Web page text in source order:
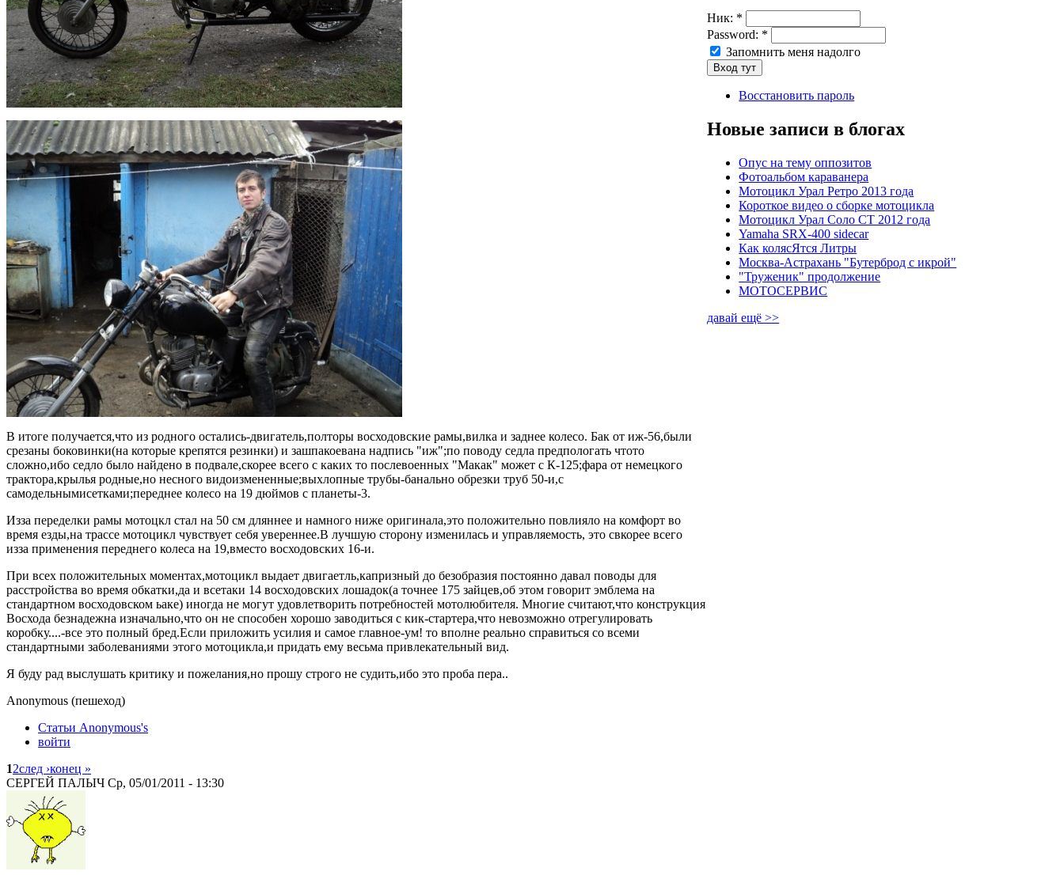
В итоге получается,что из родного остались-двигатель,полторы восходовские рамы,вилка и заднее колесо. Бак от иж-56,были
срезаны боковинки(на которые крепятся резинки) и зашпакоевана надпись "иж";по поводу седла предпологать чтото
сложно,ибо седло было найдено в подвале,скорее всего с каких то послевоенных "Макак" может с К-125;фара от немецкого
трактора,крылья родные,но несного видоизмененные;выхлопные трубы-банально обрезки труб 50-и,с
самодельнымисетками;переднее колесо на 19 дюймов с планеты-3.
Изза переделки рамы мотоцкл стал на 50 см дляннее и намного ниже оригинала,это положительно повлияло на комфорт во
время езды,на трассе мотоцикл чувствует себя увереннее.В лучшую сторону изменилась и управляемость, это свкорее всего
изза применения переднего колеса на 19,вместо восходовских 16-и.
При всех положительных моментах,мотоцикл выдает двигаетль,капризный до безобразия постоянно давал поводы для
расстройства во время обкатки,да и всетаки 14 восходовских лошадок(а точнее 175 зайцев,об этом говорит эмблема на
стандартном восходовском ьаке) иногда не могут удовлетворить потребностей мотолюбителя. Многие считают,что конструкция
Восхода безнадежна изначально,что он не способен хорошо заводиться с кик-стартера,что невозможно отрегулировать
коробку....-все это полный бред.Если приложить усилия и самое главное-ум! то вполне реально справиться со всеми
стандартными заболеваниями этого мотоцикла,и придать ему весьма привлекательный вид.
Я буду рад выслушать критику и пожелания,но прошу строго не судить,ибо это проба пера..
Anonymous (пешеход)
Статьи Anonymous's
войти
12след ›конец »
СЕРГЕЙ ПАЛЫЧ Ср, 05/01/2011 - 13:30
Ник: *
Password: *
Запомнить меня надолго
Восстановить пароль
Новые записи в блогах
Опус на тему оппозитов
Фотоальбом караванера
Мотоцикл Урал Ретро 2013 года
Короткое видео о сборке мотоцикла
Мотоцикл Урал Соло СТ 2012 года
Yamaha SRX-400 sidecar
Как колясЯтся Литры
Москва-Астрахань "Бутерброд с икрой"
"Труженик" продолжение
МОТОСЕРВИС
давай ещё >>